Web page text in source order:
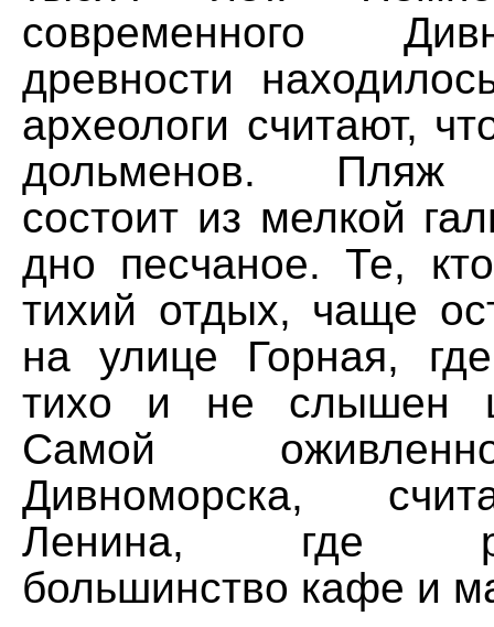
современного
древности
археологи считают,
дольменов. Пляж
состоит из мелкой
дно песчаное. Те,
тихий отдых, чаще
на улице Горная,
тихо и не слышен
Самой
Дивноморска,
Ленина, где
большинство кафе и